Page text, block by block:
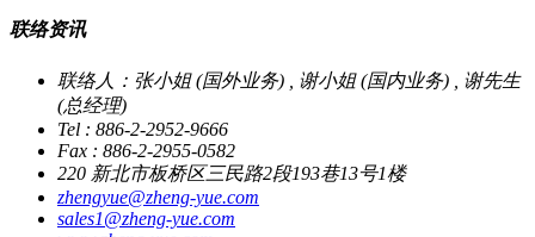
联络资讯
联络人：张小姐 (国外业务) , 谢小姐 (国内业务) , 谢先生
(总经理)
Tel : 886-2-2952-9666
Fax : 886-2-2955-0582
220 新北市板桥区三民路2段193巷13号1楼
zhengyue@zheng-yue.com
sales1@zheng-yue.com